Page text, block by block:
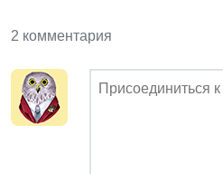
2 комментария